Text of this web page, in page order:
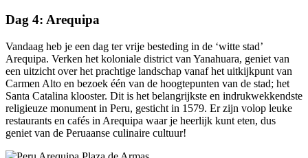
Dag 4: Arequipa
Vandaag heb je een dag ter vrije besteding in de ‘witte stad’
Arequipa. Verken het koloniale district van Yanahuara, geniet van
een uitzicht over het prachtige landschap vanaf het uitkijkpunt van
Carmen Alto en bezoek één van de hoogtepunten van de stad; het
Santa Catalina klooster. Dit is het belangrijkste en indrukwekkendste
religieuze monument in Peru, gesticht in 1579. Er zijn volop leuke
restaurants en cafés in Arequipa waar je heerlijk kunt eten, dus
geniet van de Peruaanse culinaire cultuur!